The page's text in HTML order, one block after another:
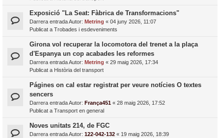
Exposició "La Seat: Fàbrica de Transformacions"
Darrera entrada Autor: Metring « 04 juny 2026, 11:07
Publicat a Trobades i esdeveniments
Girona vol recuperar la locomotora del trenet a la plaça
d'Espanya un cop acabades les reformes
Darrera entrada Autor: Metring « 29 maig 2026, 17:34
Publicat a Història del transport
Págines on cal estar registrat per veure notícies O textes
sencers
Darrera entrada Autor: França451 « 28 maig 2026, 17:52
Publicat a Transport en general
Noves unitats 214, de FGC
Darrera entrada Autor: 122-042-132 « 19 maig 2026, 18:39